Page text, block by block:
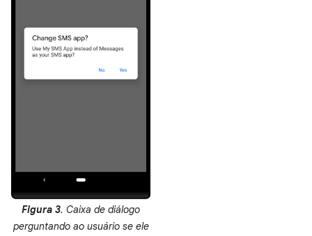
Figura 3. Caixa de diálogo
perguntando ao usuário se ele